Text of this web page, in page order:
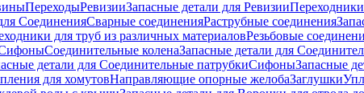
ПереходыРевизииЗапасные детали для РевизииПереходники
СоединенияСварные соединенияРаструбные соединения
для труб из различных материаловРезьбовые
СифоныСоединительные коленаЗапасные детали для
детали для Соединительные патрубкиСифоныЗапасные
для хомутовНаправляющие опорные желобаЗаглушки